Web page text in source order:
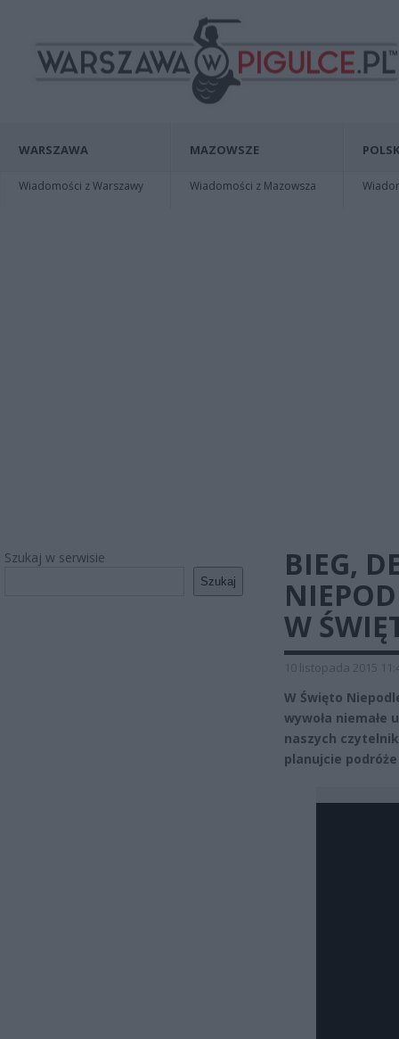
WARSZAWA
Wiadomości z Warszawy
MAZOWSZE
Wiadomości z Mazowsza
Szukaj w serwisie
Szukaj
BIEG,
W
10 listopada 2015
W Święto
wywoła
naszych
planujcie